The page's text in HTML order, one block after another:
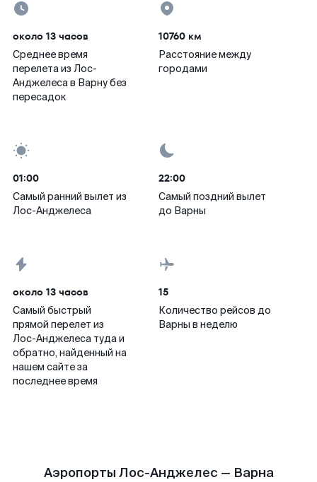
около 13 часов
Среднее время
перелета из Лос-
Анджелеса в Варну без
пересадок
10760 км
Расстояние между
городами
01:00
Самый ранний вылет из
Лос-Анджелеса
22:00
Самый поздний вылет
до Варны
около 13 часов
Самый быстрый
прямой перелет из
Лос-Анджелеса туда и
обратно, найденный на
нашем сайте за
последнее время
15
Количество рейсов до
Варны в неделю
Аэропорты Лос-Анджелес — Варна